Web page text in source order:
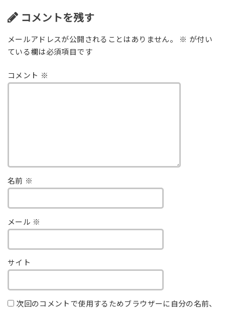
コメントを残す
メールアドレスが公開されることはありません。 ※ が付い
ている欄は必須項目です
コメント ※
名前 ※
メール ※
サイト
次回のコメントで使用するためブラウザーに自分の名前、